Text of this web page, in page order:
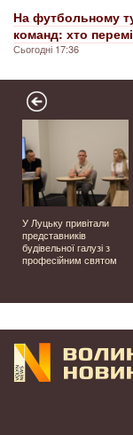
На футбольному
команд: хто
Сьогодні 17:36
У Луцьку привітали
представників
будівельної галузі з
професійним святом